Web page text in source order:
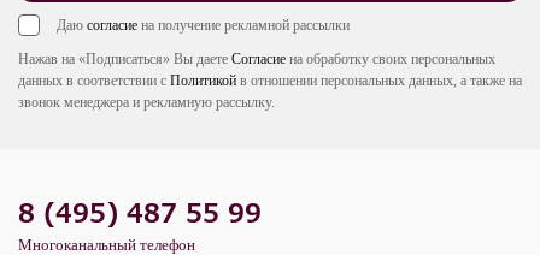
Даю согласие на получение рекламной рассылки
Нажав на «Подписаться» Вы даете Согласие на обработку своих персональных
данных в соответствии с Политикой в отношении персональных данных, а также на
звонок менеджера и рекламную рассылку.
8 (495) 487 55 99
Многоканальный телефон